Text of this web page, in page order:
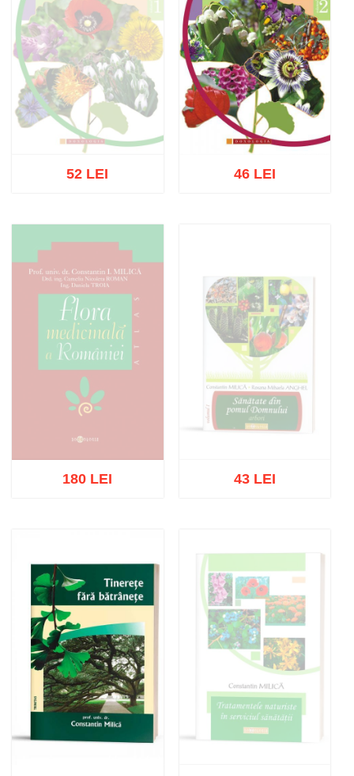
Stoc epuizat
52 LEI 46 LEI
180 LEI 43 LEI